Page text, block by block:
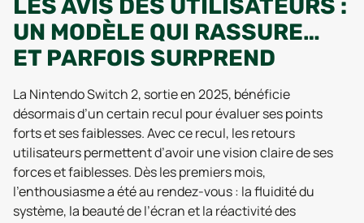
LES AVIS DES UTILISATEURS :
UN MODÈLE QUI RASSURE…
ET PARFOIS SURPREND
La Nintendo Switch 2, sortie en 2025, bénéficie
désormais d’un certain recul pour évaluer ses points
forts et ses faiblesses. Avec ce recul, les retours
utilisateurs permettent d’avoir une vision claire de ses
forces et faiblesses. Dès les premiers mois,
l’enthousiasme a été au rendez-vous : la fluidité du
système, la beauté de l’écran et la réactivité des